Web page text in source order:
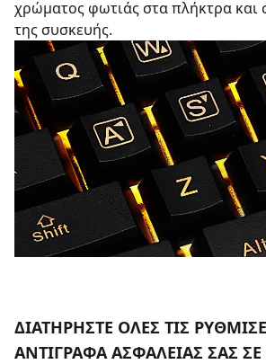
χρώματος φωτιάς στα πλήκτρα
της συσκευής.
ΔΙΑΤΗΡΗΣΤΕ ΟΛΕΣ ΤΙΣ
ΑΝΤΙΓΡΑΦΑ ΑΣΦΑΛΕΙΑΣ ΣΑΣ